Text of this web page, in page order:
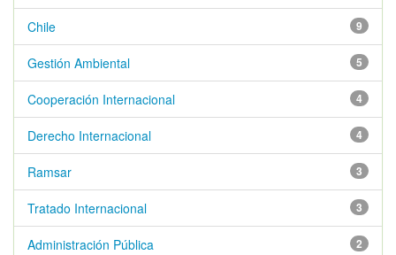
9
Chile
5
Gestión Ambiental
4
Cooperación Internacional
4
Derecho Internacional
3
Ramsar
3
Tratado Internacional
2
Administración Pública